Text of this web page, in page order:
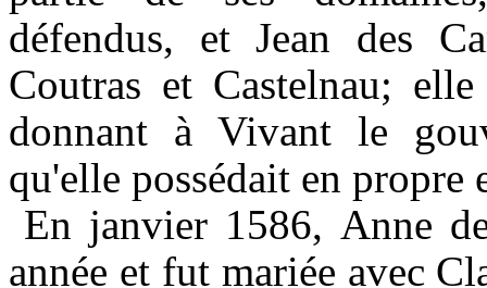
défendus, et Jean des
Coutras et Castelnau;
donnant à Vivant le
qu'elle possédait en propre
En janvier 1586, Anne
année et fut mariée avec